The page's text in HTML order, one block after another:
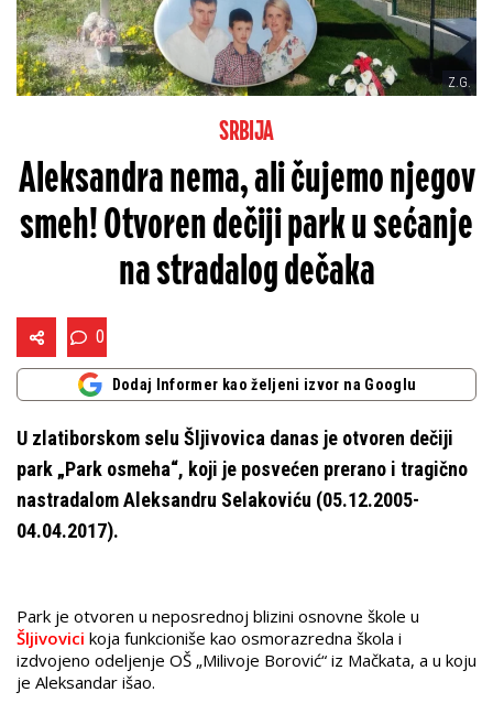
Z.G.
SRBIJA
Aleksandra nema, ali čujemo njegov
smeh! Otvoren dečiji park u sećanje
na stradalog dečaka
0
Dodaj Informer kao željeni izvor na Googlu
U zlatiborskom selu Šljivovica danas je otvoren dečiji
park „Park osmeha“, koji je posvećen prerano i tragično
nastradalom Aleksandru Selakoviću (05.12.2005-
04.04.2017).
Park je otvoren u neposrednoj blizini osnovne škole u
Šljivovici koja funkcioniše kao osmorazredna škola i
izdvojeno odeljenje OŠ „Milivoje Borović“ iz Mačkata, a u koju
je Aleksandar išao.